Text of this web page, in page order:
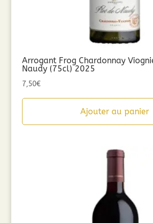
Arrogant Frog Chardonnay
Naudy (75cl) 2025
7,50€
Ajouter au panier